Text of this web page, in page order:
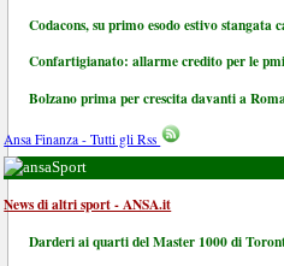
Codacons, su primo esodo estivo
Confartigianato: allarme credito per le
Bolzano prima per crescita davanti a
Ansa Finanza - Tutti gli Rss
Sport
News di altri sport - ANSA.it
Darderi ai quarti del Master 1000 di